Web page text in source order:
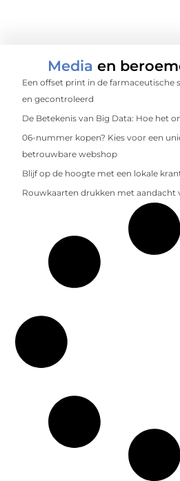
Media en
Een offset print in de farmaceutische
en gecontroleerd
De Betekenis van Big Data: Hoe het
06-nummer kopen? Kies voor een
betrouwbare webshop
Blijf op de hoogte met een lokale
Rouwkaarten drukken met aandacht